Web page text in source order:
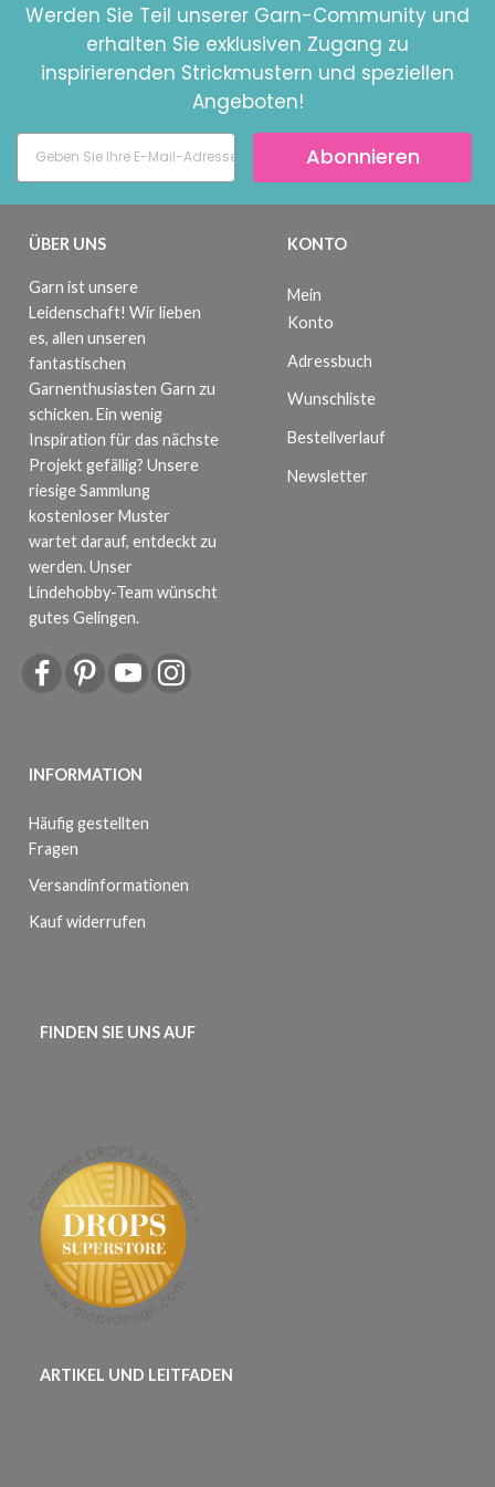
Werden Sie Teil unserer Garn-Community und
erhalten Sie exklusiven Zugang zu
inspirierenden Strickmustern und speziellen
Angeboten!
Abonnieren
ÜBER UNS
Garn ist unsere
Leidenschaft! Wir lieben
es, allen unseren
fantastischen
Garnenthusiasten Garn zu
schicken. Ein wenig
Inspiration für das nächste
Projekt gefällig? Unsere
riesige Sammlung
kostenloser Muster
wartet darauf, entdeckt zu
werden. Unser
Lindehobby-Team wünscht
gutes Gelingen.
INFORMATION
Häufig gestellten
Fragen
Versandinformationen
Kauf widerrufen
KONTO
Mein
Konto
Adressbuch
Wunschliste
Bestellverlauf
Newsletter
FINDEN SIE UNS AUF
ARTIKEL UND LEITFADEN